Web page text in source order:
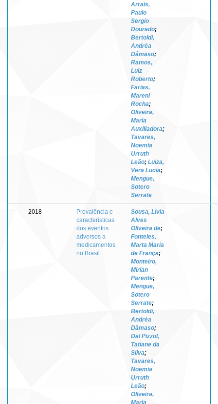
Arrais,
Paulo
Sergio
Dourado;
Bertoldi,
Andréa
Dâmaso;
Ramos,
Luiz
Roberto;
Farias,
Mareni
Rocha;
Oliveira,
Maria
Auxiliadora;
Tavares,
Noemia
Urruth
Leão; Luiza,
Vera Lucia;
Mengue,
Sotero
Serrate
2018 -
Prevalência e
características
dos eventos
adversos a
medicamentos
no Brasil
Sousa, Livia
Alves
Oliveira de;
Fonteles,
Marta Maria
de França;
Monteiro,
Mirian
Parente;
Mengue,
Sotero
Serrate;
Bertoldi,
Andréa
Dâmaso;
Dal Pizzol,
Tatiane da
Silva;
Tavares,
Noemia
Urruth
Leão;
Oliveira,
Maria
-